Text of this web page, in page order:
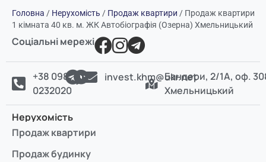
Головна / Нерухомість / Продаж квартири / Продаж квартири
1 кімната 40 кв. м. ЖК Автобіографія (Озерна) Хмельницький
Соціальні мережі
+38 098
0232020
invest.khm@ukr.netБандери, 2/1А, оф.
Хмельницький
Нерухомість
Продаж квартири
Продаж будинку